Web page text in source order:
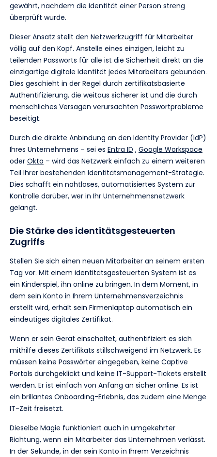
gewährt, nachdem die Identität einer Person streng
überprüft wurde.
Dieser Ansatz stellt den Netzwerkzugriff für Mitarbeiter
völlig auf den Kopf. Anstelle eines einzigen, leicht zu
teilenden Passworts für alle ist die Sicherheit direkt an die
einzigartige digitale Identität jedes Mitarbeiters gebunden.
Dies geschieht in der Regel durch zertifikatsbasierte
Authentifizierung, die weitaus sicherer ist und die durch
menschliches Versagen verursachten Passwortprobleme
beseitigt.
Durch die direkte Anbindung an den Identity Provider (IdP)
Ihres Unternehmens – sei es Entra ID , Google Workspace
oder Okta – wird das Netzwerk einfach zu einem weiteren
Teil Ihrer bestehenden Identitätsmanagement-Strategie.
Dies schafft ein nahtloses, automatisiertes System zur
Kontrolle darüber, wer in Ihr Unternehmensnetzwerk
gelangt.
Die Stärke des identitätsgesteuerten
Zugriffs
Stellen Sie sich einen neuen Mitarbeiter an seinem ersten
Tag vor. Mit einem identitätsgesteuerten System ist es
ein Kinderspiel, ihn online zu bringen. In dem Moment, in
dem sein Konto in Ihrem Unternehmensverzeichnis
erstellt wird, erhält sein Firmenlaptop automatisch ein
eindeutiges digitales Zertifikat.
Wenn er sein Gerät einschaltet, authentifiziert es sich
mithilfe dieses Zertifikats stillschweigend im Netzwerk. Es
müssen keine Passwörter eingegeben, keine Captive
Portals durchgeklickt und keine IT-Support-Tickets erstellt
werden. Er ist einfach von Anfang an sicher online. Es ist
ein brillantes Onboarding-Erlebnis, das zudem eine Menge
IT-Zeit freisetzt.
Dieselbe Magie funktioniert auch in umgekehrter
Richtung, wenn ein Mitarbeiter das Unternehmen verlässt.
In der Sekunde, in der sein Konto in Ihrem Verzeichnis